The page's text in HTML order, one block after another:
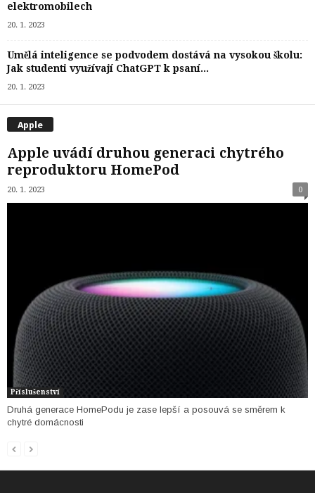
elektromobilech
20. 1. 2023
Umělá inteligence se podvodem dostává na vysokou školu:
Jak studenti využívají ChatGPT k psaní...
20. 1. 2023
Apple
Apple uvádí druhou generaci chytrého
reproduktoru HomePod
20. 1. 2023 0
Příslušenství
Druhá generace HomePodu je zase lepší a posouvá se směrem k
chytré domácnosti